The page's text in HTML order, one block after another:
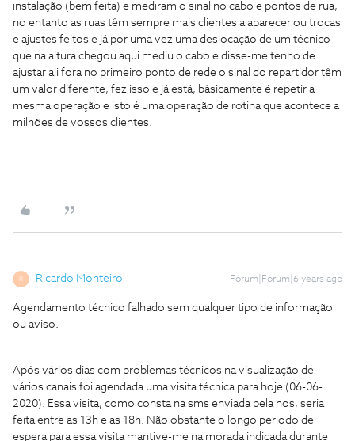
instalação (bem feita) e mediram o sinal no cabo e pontos de rua,
no entanto as ruas têm sempre mais clientes a aparecer ou trocas
e ajustes feitos e já por uma vez uma deslocação de um técnico
que na altura chegou aqui mediu o cabo e disse-me tenho de
ajustar ali fora no primeiro ponto de rede o sinal do repartidor têm
um valor diferente, fez isso e já está, bàsicamente é repetir a
mesma operação e isto é uma operação de rotina que acontece a
milhões de vossos clientes.
R Ricardo Monteiro Forum|Forum|6 years ago
Agendamento técnico falhado sem qualquer tipo de informação
ou aviso.
Após vários dias com problemas técnicos na visualização de
vários canais foi agendada uma visita técnica para hoje (06-06-
2020). Essa visita, como consta na sms enviada pela nos, seria
feita entre as 13h e as 18h. Não obstante o longo período de
espera para essa visita mantive-me na morada indicada durante